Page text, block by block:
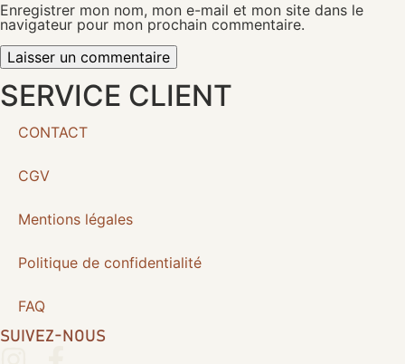
Enregistrer mon nom, mon e-mail et mon site dans le
navigateur pour mon prochain commentaire.
SERVICE CLIENT
CONTACT
CGV
Mentions légales
Politique de confidentialité
FAQ
SUIVEZ-NOUS